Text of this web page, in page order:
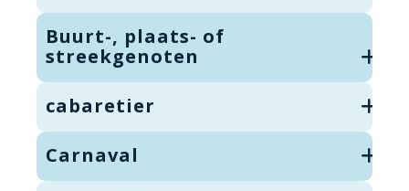
Buurt-, plaats- of
streekgenoten
cabaretier
Carnaval